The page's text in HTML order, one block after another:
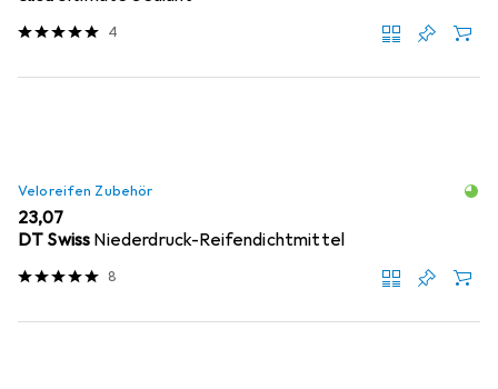
4
Veloreifen Zubehör
EUR
23,07
DT Swiss Niederdruck-Reifendichtmittel
8